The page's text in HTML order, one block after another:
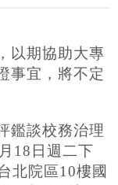
以期協助大專
事宜，將不定
鑑談校務治理
18日週二下
北院區10樓國